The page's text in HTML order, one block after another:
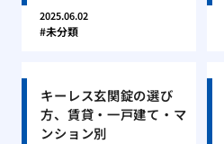
2025.06.02
未分類
キーレス玄関錠の選び
方、賃貸・一戸建て・マ
ンション別